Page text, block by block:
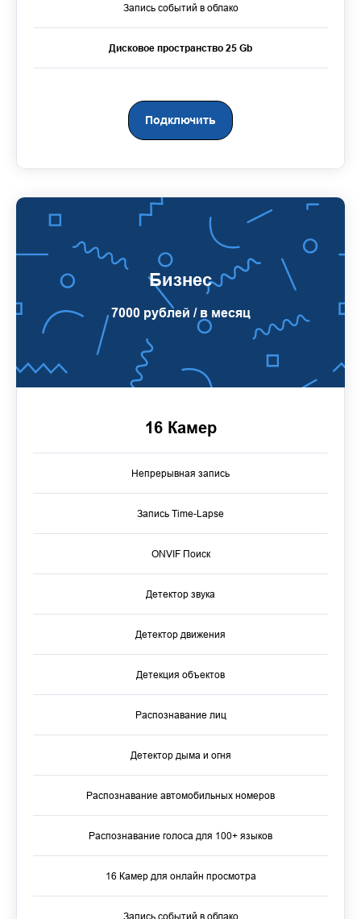
Запись событий в облако
Дисковое пространство 25 Gb
Подключить
Бизнес
7000 рублей / в месяц
16 Камер
Непрерывная запись
Запись Time-Lapse
ONVIF Поиск
Детектор звука
Детектор движения
Детекция объектов
Распознавание лиц
Детектор дыма и огня
Распознавание автомобильных номеров
Распознавание голоса для 100+ языков
16 Камер для онлайн просмотра
Запись событий в облако